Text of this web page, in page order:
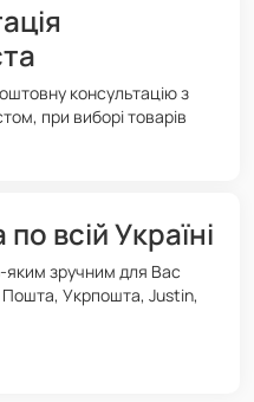
консультацію з
при виборі товарів
всій Україні
зручним для Вас
Укрпошта, Justin,